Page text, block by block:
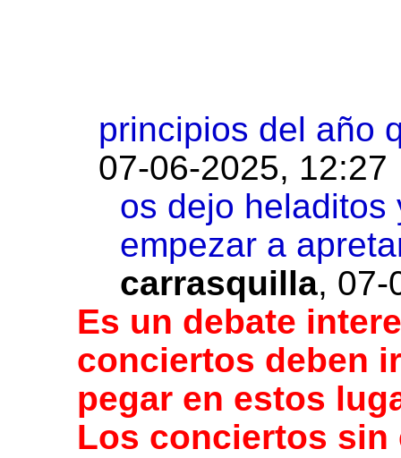
principios del año
07-06-2025, 12:27
os dejo heladitos
empezar a
carrasquilla, 07-
Es un debate
conciertos deben
pegar en estos
Los conciertos sin